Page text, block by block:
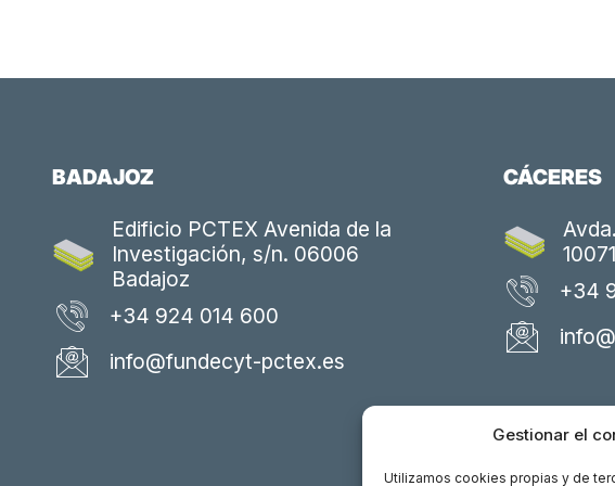
Gestionar el
Utilizamos cookies propias y de
BADAJOZ
Edificio PCTEX Avenida de la
Investigación, s/n. 06006
Badajoz
+34 924 014 600
info@fundecyt-pctex.es
CÁCERES
+34